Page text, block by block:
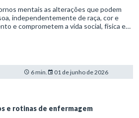
mentais as alterações que podem
independentemente de raça, cor e
e comprometem a vida social, física e
6 min. 01 de junho de 2026
e rotinas de enfermagem